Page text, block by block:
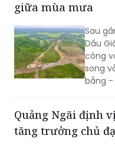
giữa mùa mưa
Sau
Dầu
công
song
bằng -
Quảng Ngãi định
tăng trưởng chủ